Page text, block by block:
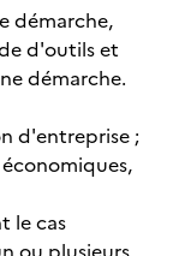
démarche,
d'outils et
démarche.
d'entreprise ;
le cas